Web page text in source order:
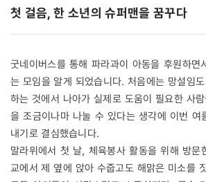
첫 걸음, 한 소년의 슈퍼맨을 꿈꾸다
굿네이버스를 통해 파라과이 아동을 후원하면
는 모임을 알게 되었습니다. 처음에는 망설임
하는 것에서 나아가 실제로 도움이 필요한 사
을 조금이나마 나눌 수 있다는 생각에 이번 여
내기로 결심했습니다.
말라위에서 첫 날, 체육봉사 활동을 위해 방문
교에서 제 옆에 앉아 수줍고도 해맑은 미소를